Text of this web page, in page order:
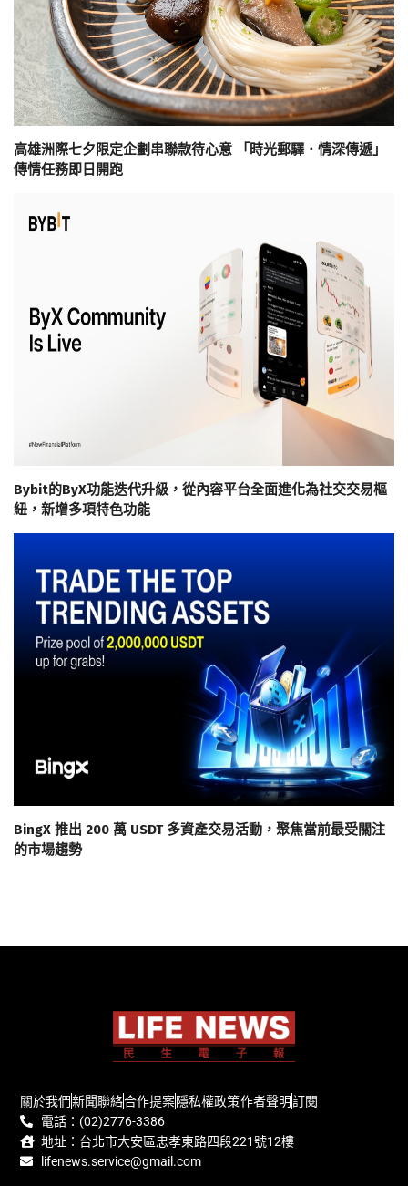
高雄洲際七夕限定企劃串聯款待心意 「時光郵驛．情深傳遞」
傳情任務即日開跑
Bybit的ByX功能迭代升級，從內容平台全面進化為社交交易樞
紐，新增多項特色功能
BingX 推出 200 萬 USDT 多資產交易活動，聚焦當前最受關注
的市場趨勢
關於我們新聞聯絡合作提案隱私權政策作者聲明訂閱
電話：(02)2776-3386
地址：台北市大安區忠孝東路四段221號12樓
lifenews.service@gmail.com